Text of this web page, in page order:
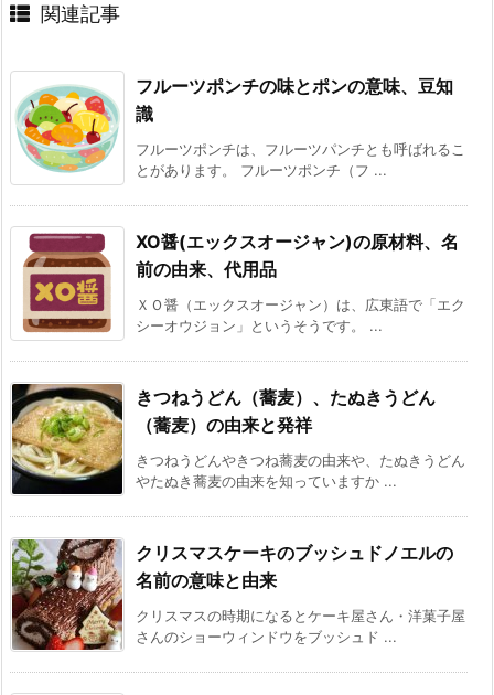
関連記事
フルーツポンチの味とポンの意味、豆知
識
フルーツポンチは、フルーツパンチとも呼ばれるこ
とがあります。 フルーツポンチ（フ ...
XO醤(エックスオージャン)の原材料、名
前の由来、代用品
ＸＯ醤（エックスオージャン）は、広東語で「エク
シーオウジョン」というそうです。 ...
きつねうどん（蕎麦）、たぬきうどん
（蕎麦）の由来と発祥
きつねうどんやきつね蕎麦の由来や、たぬきうどん
やたぬき蕎麦の由来を知っていますか ...
クリスマスケーキのブッシュドノエルの
名前の意味と由来
クリスマスの時期になるとケーキ屋さん・洋菓子屋
さんのショーウィンドウをブッシュド ...